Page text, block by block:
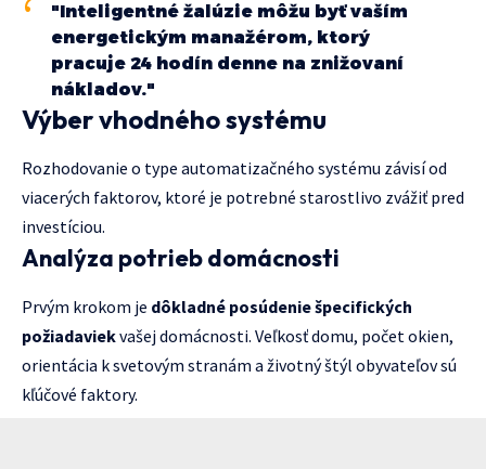
"Inteligentné žalúzie môžu byť vaším
energetickým manažérom, ktorý
pracuje 24 hodín denne na znižovaní
nákladov."
Výber vhodného systému
Rozhodovanie o type automatizačného systému závisí od
viacerých faktorov, ktoré je potrebné starostlivo zvážiť pred
investíciou.
Analýza potrieb domácnosti
Prvým krokom je dôkladné posúdenie špecifických
požiadaviekvašej domácnosti. Veľkosť domu, počet okien,
orientácia k svetovým stranám a životný štýl obyvateľov sú
kľúčové faktory.